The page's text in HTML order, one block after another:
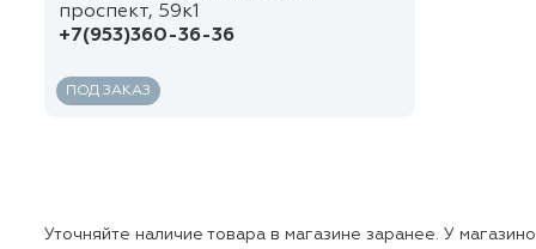
проспект, 59к1
+7(953)360-36-36
ПОД ЗАКАЗ
Уточняйте наличие товара в магазине заранее. У